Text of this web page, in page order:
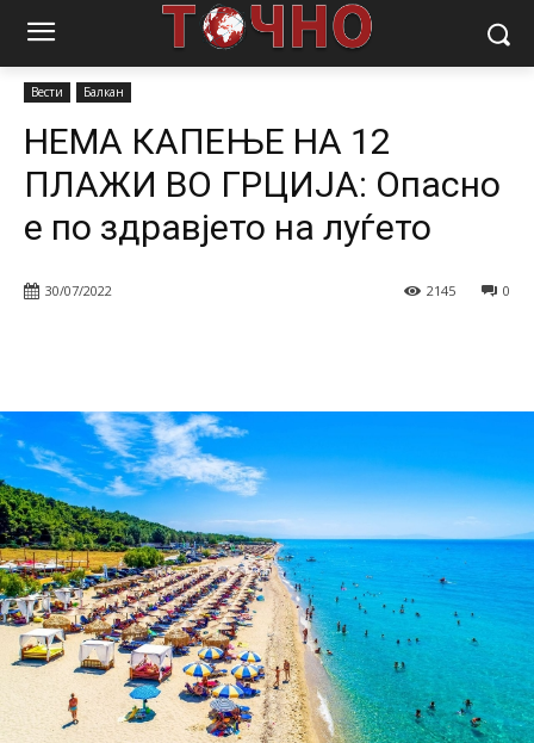
Почетна Балкан
НЕМА КАПЕЊЕ НА 12 ПЛАЖИ ВО ГРЦИЈА:
Вести Балкан
НЕМА КАПЕЊЕ НА 12
ПЛАЖИ ВО ГРЦИЈА: Опасно
е по здравјето на луѓето
30/07/2022 0
2145